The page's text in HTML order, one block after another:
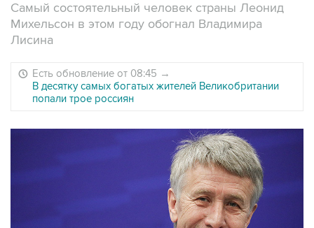
Самый состоятельный человек страны Леонид
Михельсон в этом году обогнал Владимира
Лисина
Есть обновление от 08:45 →
В десятку самых богатых жителей Великобритании
попали трое россиян